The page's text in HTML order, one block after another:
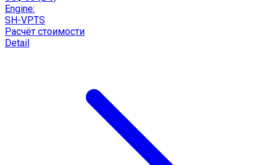
Engine:
SH-VPTS
Расчёт стоимости
Detail